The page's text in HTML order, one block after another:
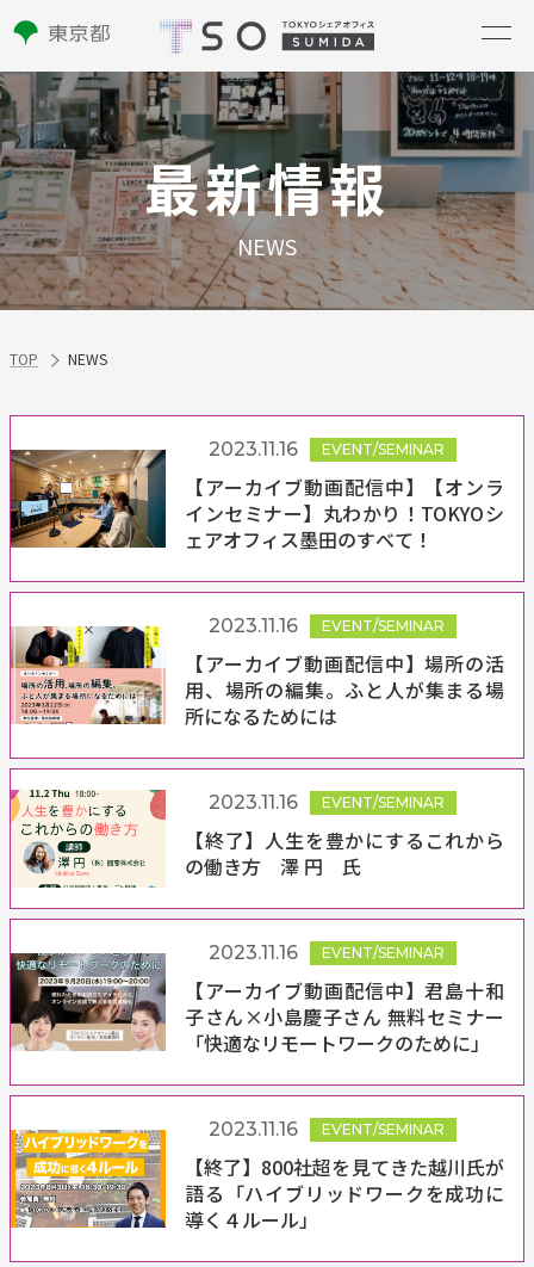
最新情報
NEWS
TOP NEWS
【アーカイブ動画配信中】【オンラ
インセミナー】丸わかり！TOKYOシ
ェアオフィス墨田のすべて！
2023.11.16 EVENT/SEMINAR
【アーカイブ動画配信中】場所の活
用、場所の編集。ふと人が集まる場
所になるためには
2023.11.16 EVENT/SEMINAR
【終了】人生を豊かにするこれから
の働き方 澤 円 氏
2023.11.16 EVENT/SEMINAR
【アーカイブ動画配信中】君島十和
子さん×小島慶子さん 無料セミナー
「快適なリモートワークのために」
2023.11.16 EVENT/SEMINAR
【終了】800社超を見てきた越川氏が
語る「ハイブリッドワークを成功に
導く４ルール」
2023.11.16 EVENT/SEMINAR